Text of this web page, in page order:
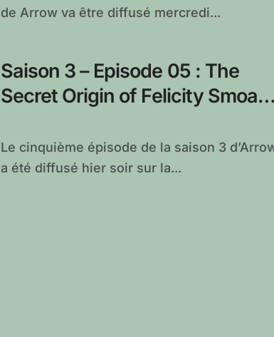
de Arrow va être diffusé mercredi...
Saison 3 – Episode 05 : The
Secret Origin of Felicity Smoak,
Le cinquième épisode de la saison 3 d’Arrow
a été diffusé hier soir sur la...